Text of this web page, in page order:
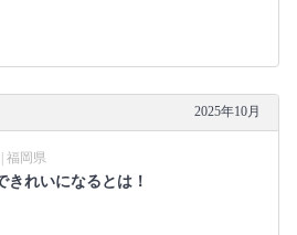
2025年10月
福岡県
きれいになるとは！